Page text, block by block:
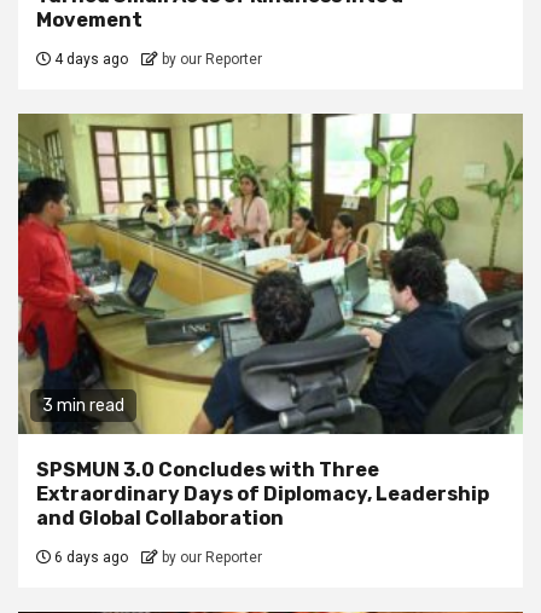
Movement
4 days ago by our Reporter
3 min read
SPSMUN 3.0 Concludes with Three
Extraordinary Days of Diplomacy, Leadership
and Global Collaboration
6 days ago by our Reporter